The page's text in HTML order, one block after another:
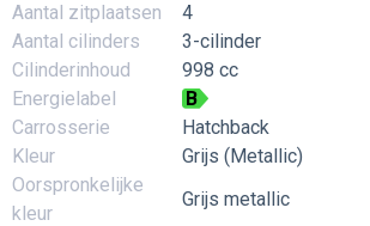
Aantal zitplaatsen
4
Aantal cilinders
3-cilinder
Cilinderinhoud
998 cc
Energielabel
B
Carrosserie
Hatchback
Kleur
Grijs (Metallic)
Oorspronkelijke
kleur
Grijs metallic